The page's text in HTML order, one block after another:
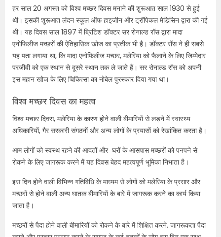
हर साल 20 अगस्त को विश्व मच्छर दिवस मनाने की शुरूआत साल 1930 से हुई
थी। इसकी शुरूआत लंदन स्कूल ऑफ हाइजीन और ट्रॉपिकल मेडिसिन द्वारा की गई
थी। यह दिवस साल 1897 में ब्रिटिश डॉक्टर सर रोनाल्ड रॉस द्वारा मादा
एनोफिलीज मच्छरों की ऐतिहासिक खोज का प्रतीक भी है। डॉक्टर रॉस ने ही सबसे
यह पता लगाया था, कि मादा एनोफिलीज मच्छर, मलेरिया को फैलाने के लिए जिम्मेदार
परजीवी को एक स्थान से दूसरे स्थान तक ले जाते हैं। सर रोनाल्ड रॉस को अपनी
इस महान खोज के लिए चिकित्सा का नोबेल पुरस्कार दिया गया था।
विश्व मच्छर दिवस का महत्व
विश्व मच्छर दिवस, मलेरिया के कारण होने वाली बीमारियों से लड़ने में स्वास्थ्य
अधिकारियों, गैर सरकारी संगठनों और अन्य लोगों के प्रयासों को रेखांकित करता है।
आम लोगों को स्वस्थ रहने की आदतों और घरों के आसपास मच्छरों को पनपने से
रोकने के लिए जागरूक करने में यह दिवस बेहद महत्वपूर्ण भूमिका निभाता है।
इस दिन होने वाली विभिन्न गतिविधि के माध्यम से लोगों को मलेरिया के प्रसार और
मच्छरों से होने वाली अन्य घातक बीमारियों के बारे में जागरूक करने का कार्य किया
जाता है।
मच्छरों से पैदा होने वाली बीमारियों को रोकने के बारे में शिक्षित करने, जागरूकता पैदा